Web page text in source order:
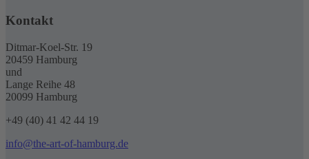
Kontakt
Ditmar-Koel-Str. 19
20459 Hamburg
und
Lange Reihe 48
20099 Hamburg
+49 (40) 41 42 44 19
info@the-art-of-hamburg.de